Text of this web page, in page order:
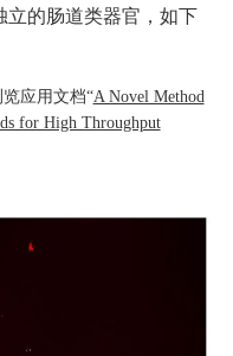
立的肠道类器官，如下
应用文档“A Novel Method
for High Throughput